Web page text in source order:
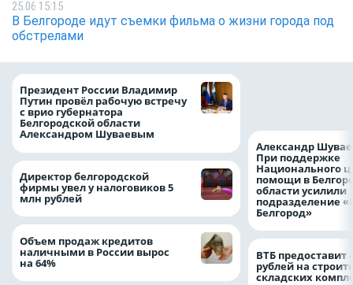
25.06 15:15
В Белгороде идут съемки фильма о жизни города под
обстрелами
Президент России Владимир
Путин провёл рабочую встречу
с врио губернатора
Белгородской области
Александром Шуваевым
Директор белгородской
фирмы увел у налоговиков 5
млн рублей
Объем продаж кредитов
наличными в России вырос
на 64%
Александр
При поддержке
Национального
помощи в
области усилили
подразделение
Белгород»
ВТБ предоставит
рублей на
складских